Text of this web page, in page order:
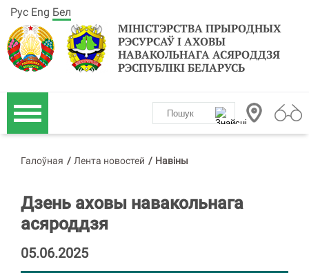
МІНІСТЭРСТВА ПРЫРОДНЫХ
РЭСУРСАЎ І АХОВЫ
НАВАКОЛЬНАГА АСЯРОДДЗЯ
РЭСПУБЛІКІ БЕЛАРУСЬ
Рус Eng Бел
Галоўная / Лента новостей / Навіны
Дзень аховы навакольнага
асяроддзя
05.06.2025